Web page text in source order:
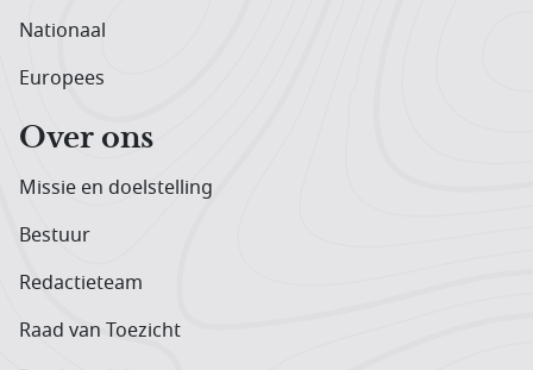
Nationaal
Europees
Over ons
Missie en doelstelling
Bestuur
Redactieteam
Raad van Toezicht